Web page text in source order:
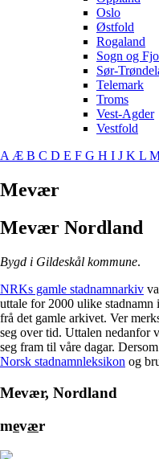
Oslo
Østfold
Rogaland
Sogn og
Sør-
Telemark
Troms
Vest-Agder
Vestfold
AÆ B C D E F G H I J K L
Mevær
Mevær Nordland
Bygd i Gildeskål kommune.
NRKs gamle stadnamnarkiv
uttale for 2000 ulike
frå det gamle arkivet. Ver
seg over tid. Uttalen nedanfor
seg fram til våre dagar.
Norsk stadnamnleksikon og
Mevær, Nordland
mevær